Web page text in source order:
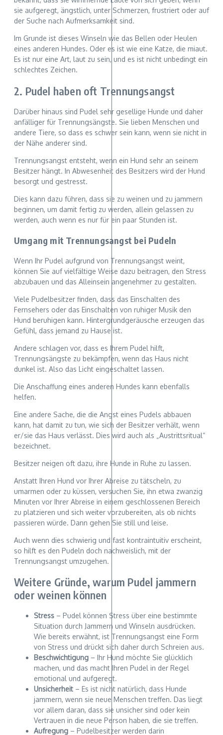
sie aufgeregt, ängstlich, unter Schmerzen, frustriert oder auf
der Suche nach Aufmerksamkeit sind.
Im Grunde ist dieses Winseln wie das Bellen oder Heulen
eines anderen Hundes. Oder es ist wie eine Katze, die miaut.
Es ist nur eine Art, laut zu sein, und es ist nicht unbedingt ein
schlechtes Zeichen.
2. Pudel haben oft Trennungsangst
Darüber hinaus sind Pudel sehr gesellige Hunde und daher
anfälliger für Trennungsängste. Sie lieben Menschen und
andere Tiere, so dass es schwer sein kann, wenn sie nicht in
der Nähe anderer sind.
Trennungsangst entsteht, wenn ein Hund sehr an seinem
Besitzer hängt. In Abwesenheit des Besitzers wird der Hund
besorgt und gestresst.
Dies kann dazu führen, dass sie zu weinen und zu jammern
beginnen, um damit fertig zu werden, allein gelassen zu
werden, auch wenn es nur für ein paar Stunden ist.
Umgang mit Trennungsangst bei Pudeln
Wenn Ihr Pudel aufgrund von Trennungsangst weint,
können Sie auf vielfältige Weise dazu beitragen, den Stress
abzubauen und das Alleinsein angenehmer zu gestalten.
Viele Pudelbesitzer finden, dass das Einschalten des
Fernsehers oder das Einschalten von ruhiger Musik den
Hund beruhigen kann. Hintergrundgeräusche erzeugen das
Gefühl, dass jemand zu Hause ist.
Andere schlagen vor, dass es Ihrem Pudel hilft,
Trennungsängste zu bekämpfen, wenn das Haus nicht
dunkel ist. Also das Licht eingeschaltet lassen.
Die Anschaffung eines anderen Hundes kann ebenfalls
helfen.
Eine andere Sache, die die Angst eines Pudels abbauen
kann, hat damit zu tun, wie sich der Besitzer verhält, wenn
er/sie das Haus verlässt. Dies wird auch als „Austrittsritual“
bezeichnet.
Besitzer neigen oft dazu, ihre Hunde in Ruhe zu lassen.
Anstatt Ihren Hund vor Ihrer Abreise zu tätscheln, zu
umarmen oder zu küssen, versuchen Sie, ihn etwa zwanzig
Minuten vor Ihrer Abreise in einem geschlossenen Bereich
zu platzieren und sich weiter vorzubereiten, als ob nichts
passieren würde. Dann gehen Sie still und leise.
Auch wenn dies schwierig und fast kontraintuitiv erscheint,
so hilft es den Pudeln doch nachweislich, mit der
Trennungsangst umzugehen.
Weitere Gründe, warum Pudel jammern
oder weinen können
Stress – Pudel können Stress über eine bestimmte
Situation durch Jammern und Winseln ausdrücken.
Wie bereits erwähnt, ist Trennungsangst eine Form
von Stress und drückt sich daher durch Schreien aus.
Beschwichtigung – Ihr Hund möchte Sie glücklich
machen, und das macht Ihren Pudel in der Regel
emotional und aufgeregt.
Unsicherheit – Es ist nicht natürlich, dass Hunde
jammern, wenn sie neue Menschen treffen. Das liegt
vor allem daran, dass sie unsicher sind oder kein
Vertrauen in die neue Person haben, die sie treffen.
Aufregung – Pudelbesitzer werden darin